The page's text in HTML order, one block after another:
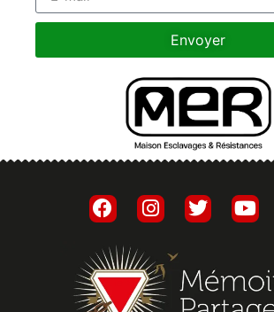
Envoyer